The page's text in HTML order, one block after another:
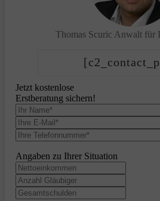
Thomas Scuric Anwalt für
Jetzt kostenlose
Erstberatung sichern!
Angaben zu Ihrer Situation